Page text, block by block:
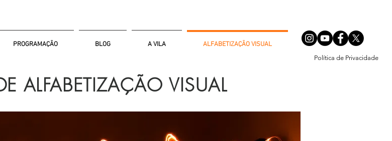
PROGRAMAÇÃO BLOG A VILA ALFABETIZAÇÃO VISUAL
Política de Privacidade
ALFABETIZAÇÃO VISUAL